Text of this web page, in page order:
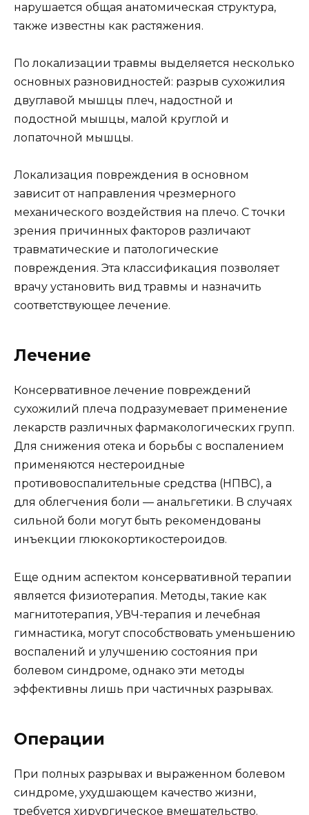
нарушается общая анатомическая структура,
также известны как растяжения.
По локализации травмы выделяется несколько
основных разновидностей: разрыв сухожилия
двуглавой мышцы плеч, надостной и
подостной мышцы, малой круглой и
лопаточной мышцы.
Локализация повреждения в основном
зависит от направления чрезмерного
механического воздействия на плечо. С точки
зрения причинных факторов различают
травматические и патологические
повреждения. Эта классификация позволяет
врачу установить вид травмы и назначить
соответствующее лечение.
Лечение
Консервативное лечение повреждений
сухожилий плеча подразумевает применение
лекарств различных фармакологических групп.
Для снижения отека и борьбы с воспалением
применяются нестероидные
противовоспалительные средства (НПВС), а
для облегчения боли — анальгетики. В случаях
сильной боли могут быть рекомендованы
инъекции глюкокортикостероидов.
Еще одним аспектом консервативной терапии
является физиотерапия. Методы, такие как
магнитотерапия, УВЧ-терапия и лечебная
гимнастика, могут способствовать уменьшению
воспалений и улучшению состояния при
болевом синдроме, однако эти методы
эффективны лишь при частичных разрывах.
Операции
При полных разрывах и выраженном болевом
синдроме, ухудшающем качество жизни,
требуется хирургическое вмешательство.